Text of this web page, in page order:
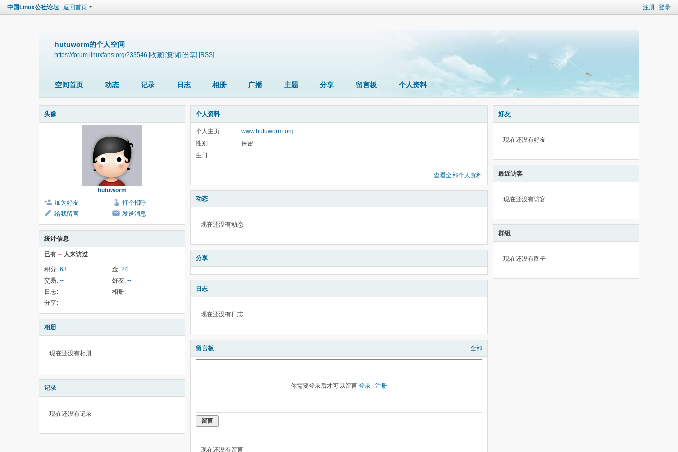
注册 登录
中国Linux公社论坛 返回首页
hutuworm的个人空间
https://forum.linuxfans.org/?33546 [收藏] [复制] [分享] [RSS]
空间首页 动态 记录 日志 相册 广播 主题 分享 留言板 个人资料
头像
hutuworm
加为好友
打个招呼
给我留言
发送消息
统计信息
已有 -- 人来访过
积分: 63 金: 24
交易: -- 好友: --
日志: -- 相册: --
分享: --
相册
现在还没有相册
记录
现在还没有记录
个人资料
个人主页
www.hutuworm.org
性别
保密
生日
查看全部个人资料
动态
现在还没有动态
分享
日志
现在还没有日志
留言板 全部
你需要登录后才可以留言 登录 注册
留言
现在还没有留言
好友
现在还没有好友
最近访客
现在还没有访客
群组
现在还没有圈子